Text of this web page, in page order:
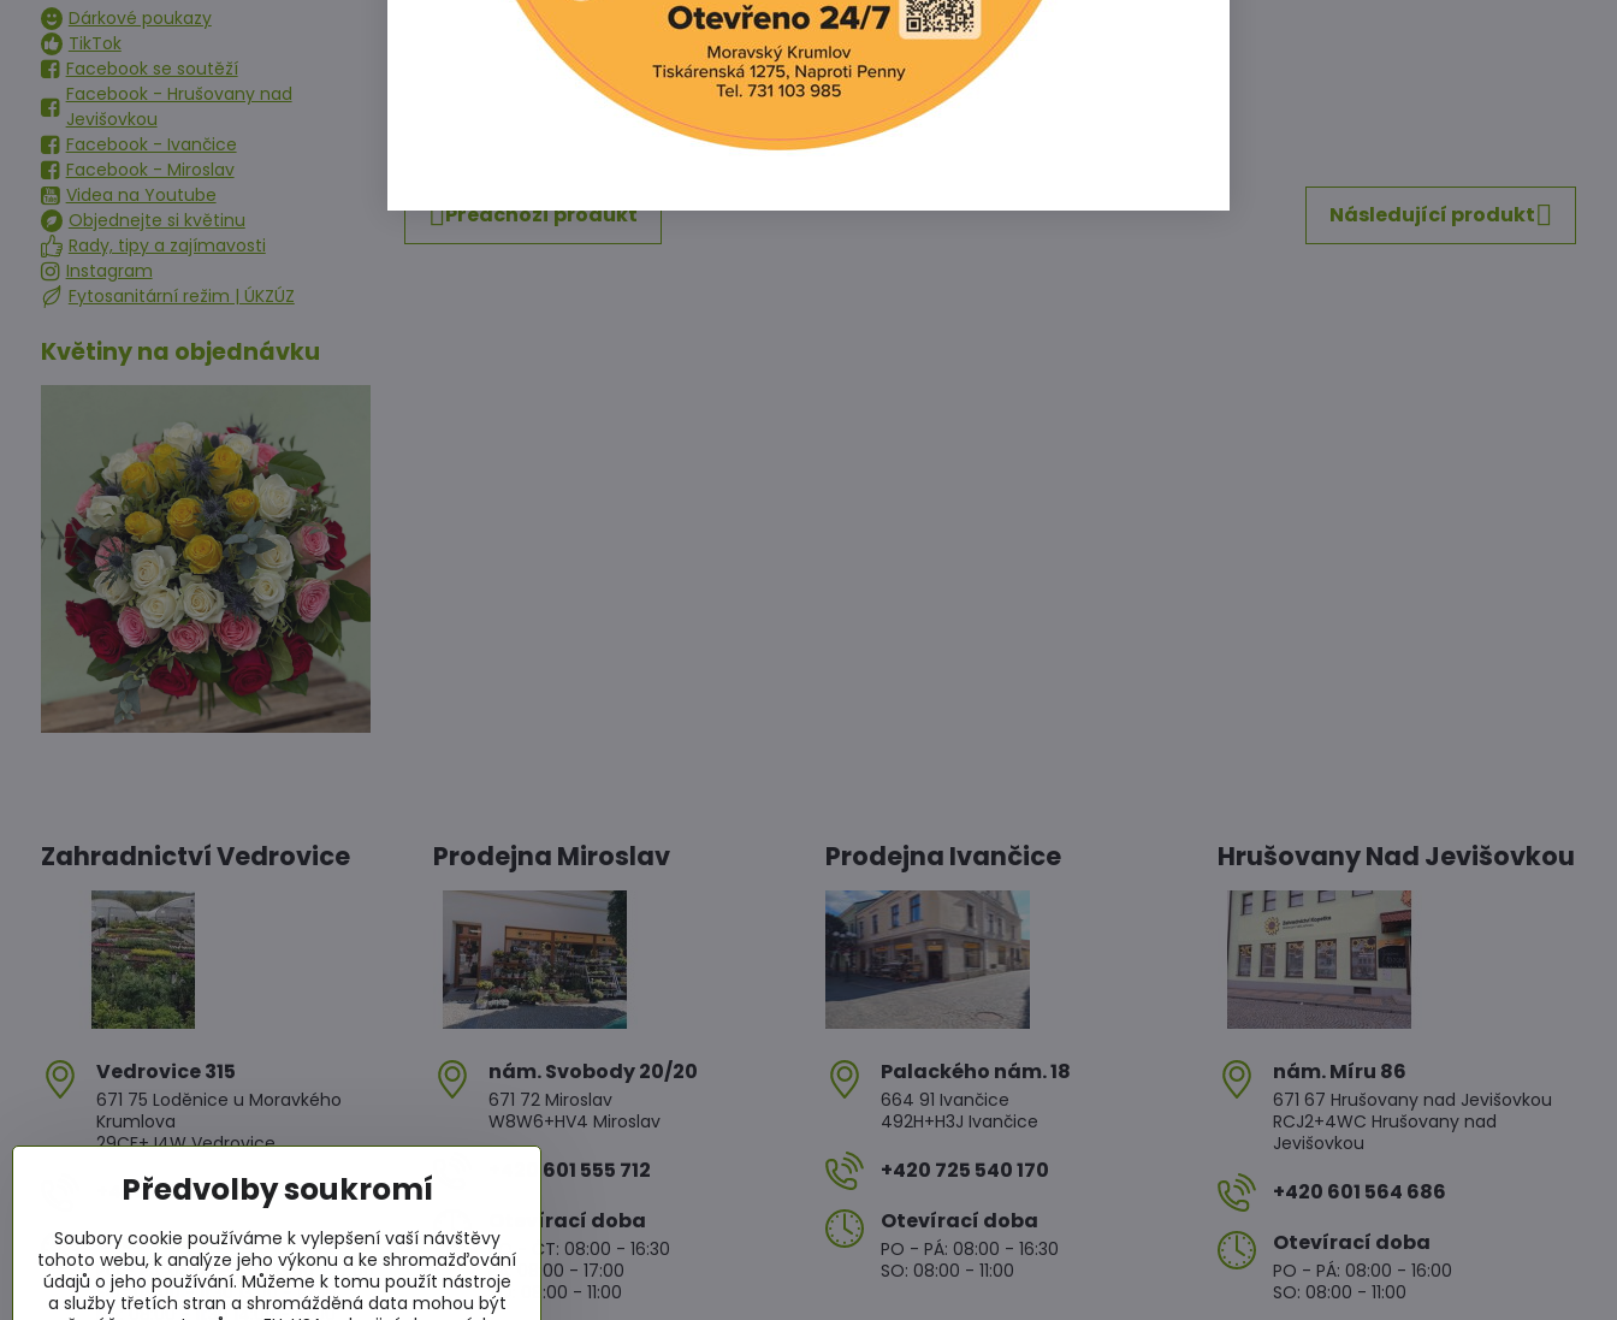
Ostatní informace:
Tento produkt dodáváme v papírové krabičce.
Facebook
Twitter
Předchozí produkt Následující produkt
Dárkové poukazy
TikTok
Facebook se soutěží
Facebook - Hrušovany nad
Jevišovkou
Facebook - Ivančice
Facebook - Miroslav
Videa na Youtube
Objednejte si květinu
Rady, tipy a zajímavosti
Instagram
Fytosanitární režim | ÚKZÚZ
Květiny na objednávku
Zahradnictví Vedrovice
Vedrovice 315
671 75 Loděnice u Moravkého
Krumlova
29CF+J4W Vedrovice
+420 607 042 662
Otevírací doba
PO - PÁ: 08:00 - 11:00 13:00 - 17:00
SO : 08:00 - 11:30 13:00 - 16:30
NE : 08:00 - 11:30 14:00 - 16:00
Prodejna Miroslav
nám​. Svobody 20/20
671 72 Miroslav
W8W6+HV4 Miroslav
+420 601 555 712
Otevírací doba
PO - ČT: 08:00 - 16:30
PÁ: 08:00 - 17:00
SO: 08:00 - 11:00
Prodejna Ivančice
Palackého nám​. 18
664 91 Ivančice
492H+H3J Ivančice
+420 725 540 170
Otevírací doba
PO - PÁ: 08:00 - 16:30
SO: 08:00 - 11:00
Hrušovany Nad Jevišovkou
nám​. Míru 86
671 67 Hrušovany nad Jevišovkou
RCJ2+4WC Hrušovany nad
Jevišovkou
+420 601 564 686
Otevírací doba
PO - PÁ: 08:00 - 16:00
SO: 08:00 - 11:00
Předvolby soukromí
Soubory cookie používáme k vylepšení vaší návštěvy
tohoto webu, k analýze jeho výkonu a ke shromažďování
údajů o jeho používání. Můžeme k tomu použít nástroje
a služby třetích stran a shromážděná data mohou být